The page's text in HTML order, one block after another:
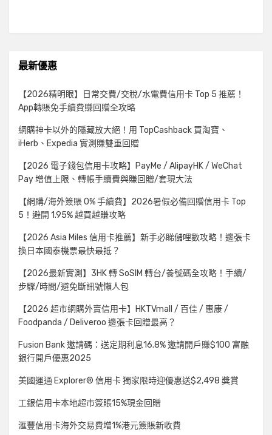
最新優惠
【2026精明眼】日常交費/交稅/水電費信用卡 Top 5 推薦！
App轉賬免手續費賺回贈全攻略
網購神卡以外的隱藏放大絕！用 TopCashback 買淘寶、
iHerb、Expedia 實測賺雙重回贈
【2026 電子錢包信用卡攻略】PayMe / AlipayHK / WeChat
Pay 增值上限、轉帳手續費與賺回贈/套現大法
【網購/海外簽賬 0% 手續費】2026暑假必備回贈信用卡 Top
5！避開 1.95% 越買越賺攻略
【2026 Asia Miles 信用卡推薦】新手必睇儲哩數攻略！邊張卡
換日本國泰機票最快最抵？
【2026最新實測】3HK 轉 SoSIM 轉台/養號碼全攻略！手續/
步驟/時間/避免斷訊號懶人包
【2026 超市網購外賣信用卡】HKTVmall / 百佳 / 惠康 /
Foodpanda / Deliveroo 邊張卡回贈最高？
Fusion Bank 邀請碼：送定期利息16.8% 邀請開戶賺$100 富融
銀行開戶優惠2025
美國運通 Explorer® 信用卡 獨家限時迎優惠送$2,498 獎賞
工銀信用卡本地超市簽賬15%現金回贈
滙豐信用卡海外交易費增1%港元簽賬新收費